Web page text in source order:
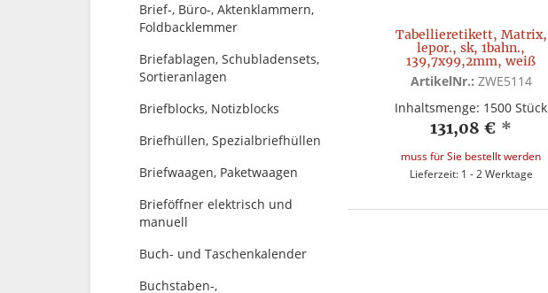
Tabellieretikett, Matrix,
lepor., sk, 1bahn.,
139,7x99,2mm, weiß
ArtikelNr.: ZWE5114
Inhaltsmenge: 1500 Stück
131,08 € *
muss für Sie bestellt werden
Lieferzeit: 1 - 2 Werktage
Brief-, Büro-, Aktenklammern,
Foldbacklemmer
Briefablagen, Schubladensets,
Sortieranlagen
Briefblocks, Notizblocks
Briefhüllen, Spezialbriefhüllen
Briefwaagen, Paketwaagen
Brieföffner elektrisch und
manuell
Buch- und Taschenkalender
Buchstaben-,